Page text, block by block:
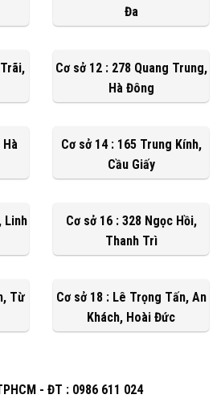
Đa
Cơ sở 12 : 278 Quang Trung,
Hà Đông
Cơ sở 14 : 165 Trung Kính,
Cầu Giấy
Linh
Cơ sở 16 : 328 Ngọc Hồi,
Thanh Trì
Từ
Cơ sở 18 : Lê Trọng Tấn, An
Khách, Hoài Đức
- ĐT : 0986 611 024